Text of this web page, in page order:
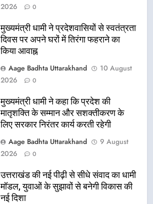
2026
0
मुख्यमंत्री धामी ने प्रदेशवासियों से स्वतंत्रता
दिवस पर अपने घरों में तिरंगा फहराने का
किया आवाह्न
Aage Badhta Uttarakhand
10 August
2026
0
मुख्यमंत्री धामी ने कहा कि प्रदेश की
मातृशक्ति के सम्मान और सशक्तीकरण के
लिए सरकार निरंतर कार्य करती रहेगी
Aage Badhta Uttarakhand
9 August
2026
0
उत्तराखंड की नई पीढ़ी से सीधे संवाद का धामी
मॉडल, युवाओं के सुझावों से बनेगी विकास की
नई दिशा